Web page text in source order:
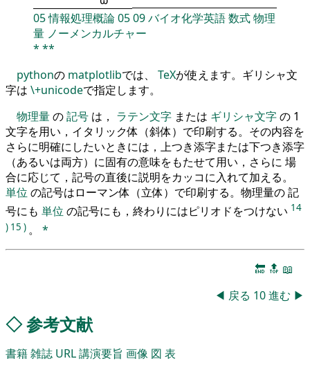
05情報処理概論0509バイオ化学英語数式物理
量 ノーメンカルチャー
* **
pythonの matplotlibでは、 TeXが使えます。ギリシャ文
字は \+unicodeで指定します。
物理量の記号 は， ラテン文字 または ギリシャ文字の 1
文字を用い，イタリック体（斜体）で印刷する。その内容を
さらに明確にしたいときには，上つき添字または下つき添字
（あるいは両方）に固有の意味をもたせて用い，さらに 場
合に応じて，記号の直後に説明をカッコに入れて加える。
単位 の記号はローマン体（立体）で印刷する。物理量の 記
号にも 単位 の記号にも，終わりにはピリオドをつけない 14
) 15 ) 。 *
🔚 🔝 📖
◀ 戻る 10進む ▶
◇参考文献
書籍雑誌 URL講演要旨 画像 図 表